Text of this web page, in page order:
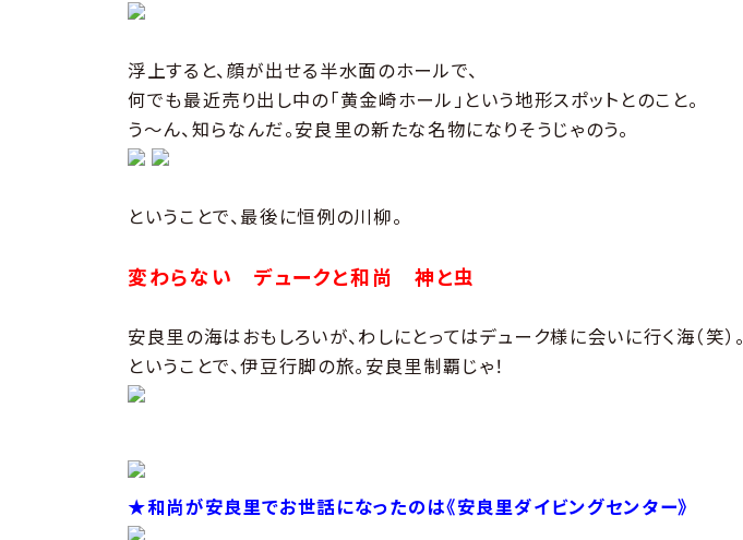
浮上すると、顔が出せる半水面のホールで、
何でも最近売り出し中の「黄金崎ホール」という地形スポットとのこと。
う〜ん、知らなんだ。安良里の新たな名物になりそうじゃのう。
ということで、最後に恒例の川柳。
変わらない デュークと和尚 神と虫
安良里の海はおもしろいが、わしにとってはデューク様に会いに行く海（笑）。
ということで、伊豆行脚の旅。安良里制覇じゃ！
★和尚が安良里でお世話になったのは《安良里ダイビングセンター》